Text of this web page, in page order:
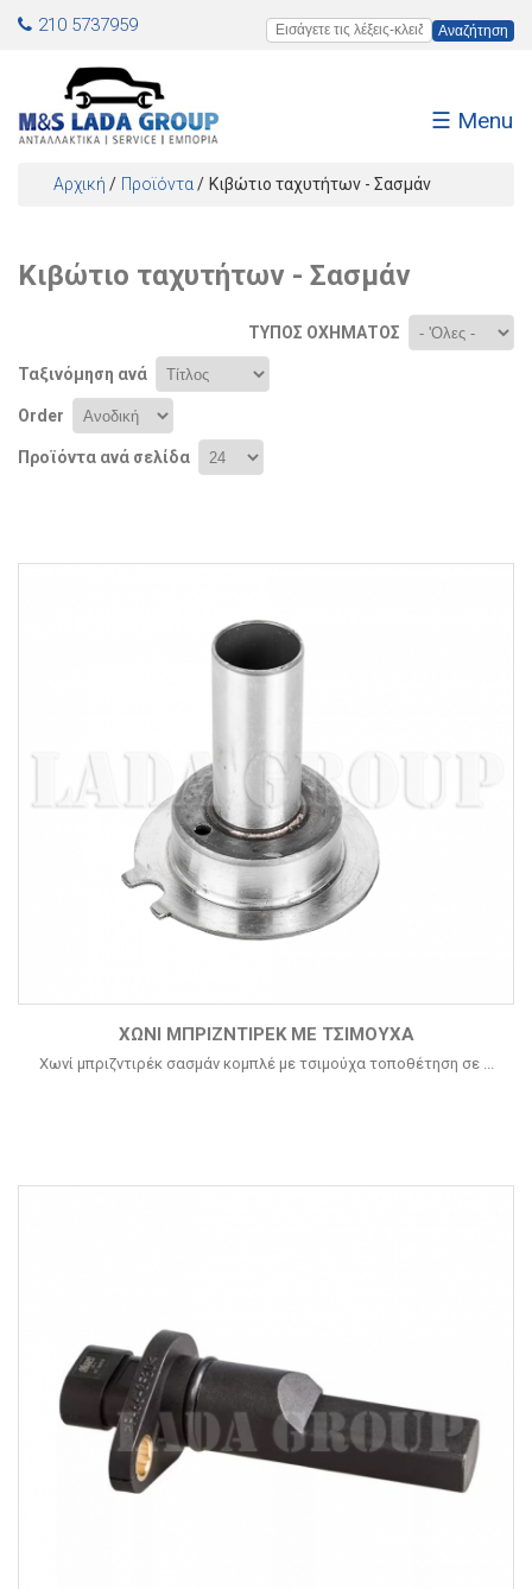
Jump to navigation
210 5737959 Εισάγετε τις λέξεις-κλειδιά
☰ Menu
Είστε εδώ
Αρχική / Προϊόντα / Κιβώτιο ταχυτήτων - Σασμάν
Κιβώτιο ταχυτήτων - Σασμάν
ΤΎΠΟΣ ΟΧΉΜΑΤΟΣ
Ταξινόμηση ανά
Order
Προϊόντα ανά σελίδα
XΩΝΊ ΜΠΡΙΖΝΤΙΡΈΚ ΜΕ ΤΣΙΜΟΎΧΑ
Xωνί μπριζντιρέκ σασμάν κομπλέ με τσιμούχα τοποθέτηση σε ...